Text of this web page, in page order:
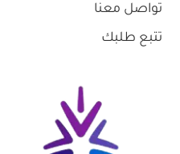
تواصل معنا
تتبع طلبك